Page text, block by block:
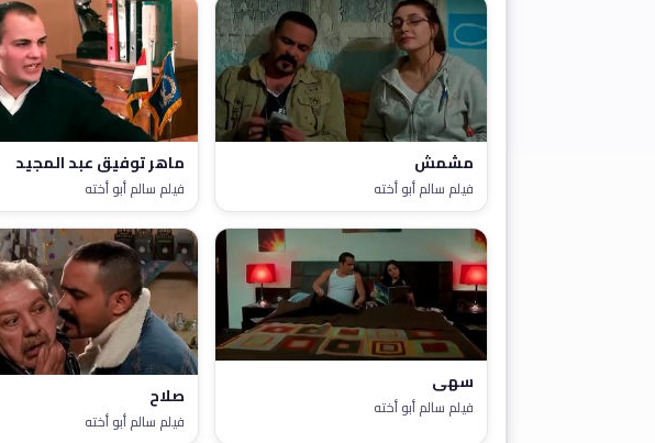
مشمش
فيلم سالم أبو أخته
ماهر توفيق عبد المجيد
فيلم سالم أبو أخته
سهى
فيلم سالم أبو أخته صلاح
فيلم سالم أبو أخته